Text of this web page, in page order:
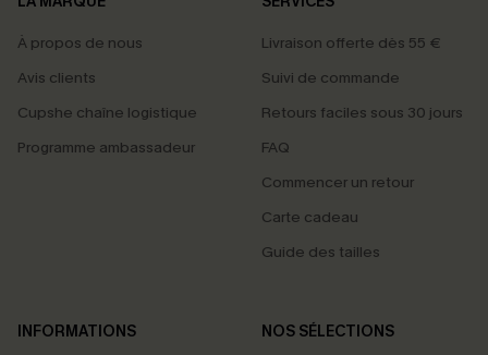
À propos de nous
Avis clients
Cupshe chaîne logistique
Programme ambassadeur
Livraison offerte dès 55 €
Suivi de commande
Retours faciles sous 30 jours
FAQ
Commencer un retour
Carte cadeau
Guide des tailles
INFORMATIONS
NOS SÉLECTIONS